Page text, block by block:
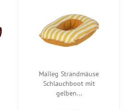
Maileg Strandmäuse
Schlauchboot mit
gelben...